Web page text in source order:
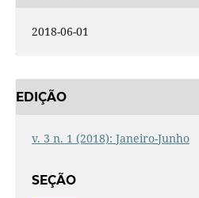
2018-06-01
EDIÇÃO
v. 3 n. 1 (2018): Janeiro-Junho
SEÇÃO